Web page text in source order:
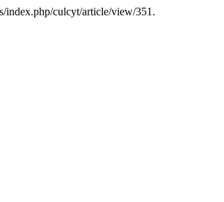
index.php/culcyt/article/view/351.